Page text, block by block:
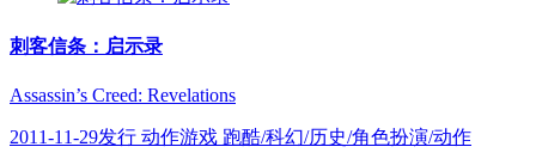
刺客信条：启示录
Assassin’s Creed: Revelations
2011-11-29发行 动作游戏 跑酷/科幻/历史/角色扮演/动作